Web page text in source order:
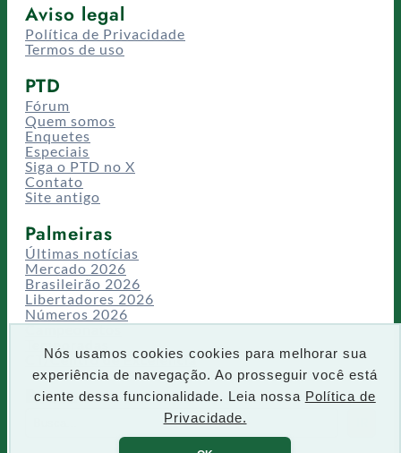
Nós usamos cookies cookies para melhorar sua
experiência de navegação. Ao prosseguir você está
ciente dessa funcionalidade. Leia nossa Política de
Privacidade.
Aviso legal
Política de Privacidade
Termos de uso
PTD
Fórum
Quem somos
Enquetes
Especiais
Siga o PTD no X
Contato
Site antigo
Palmeiras
Últimas notícias
Mercado 2026
Brasileirão 2026
Libertadores 2026
Números 2026
Campeonatos
Temporadas
CT/Centro de Excelência
Busca
P